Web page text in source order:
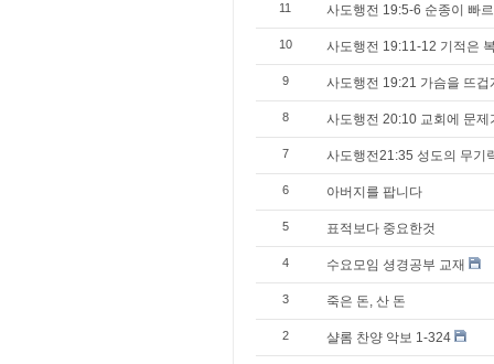
11 사도행전 19:5-6 순종이 빠
10 사도행전 19:11-12 기적은
9 사도행전 19:21 가슴을 뜨
8 사도행전 20:10 교회에 문
7 사도행전21:35 성도의 무기
6 아버지를 팝니다
5 표적보다 중요한것
4 수요모임 셩경공부 교재
3 죽은 돈, 산 돈
2 샬롬 찬양 악보 1-324